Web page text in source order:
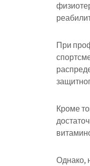
При
Кроме
Однако,